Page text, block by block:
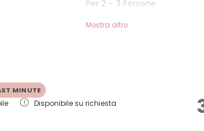
Per 2 – 3 Persone
+ Soggiorno con letto a
+ Bagno aperto con
+ WC/bidet separati
Mostra altro
MINUTE
Disponibile su richiesta